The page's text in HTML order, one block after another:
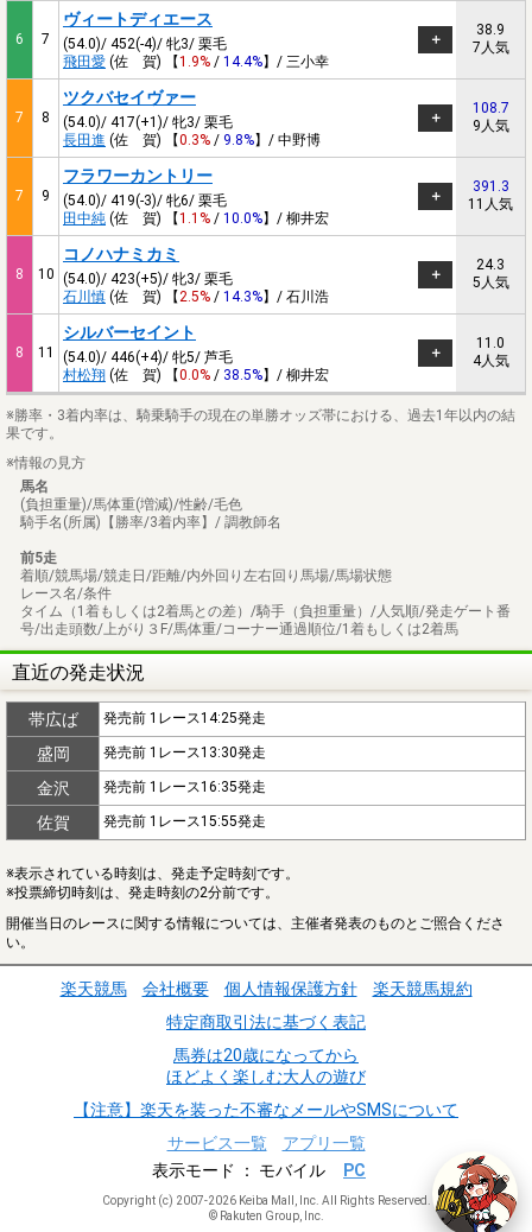
6 7
ヴィートディエース
(54.0)/ 452(-4)/ 牝3/ 栗毛
飛田愛 (佐 賀) 【1.9% / 14.4%】/ 三小幸
38.9
7人気
7 8
ツクバセイヴァー
(54.0)/ 417(+1)/ 牝3/ 栗毛
長田進 (佐 賀) 【0.3% / 9.8%】/ 中野博
108.7
9人気
7 9
フラワーカントリー
(54.0)/ 419(-3)/ 牝6/ 栗毛
田中純 (佐 賀) 【1.1% / 10.0%】/ 柳井宏
391.3
11人気
8 10
コノハナミカミ
(54.0)/ 423(+5)/ 牝3/ 栗毛
石川慎 (佐 賀) 【2.5% / 14.3%】/ 石川浩
24.3
5人気
8 11
シルバーセイント
(54.0)/ 446(+4)/ 牝5/ 芦毛
村松翔 (佐 賀) 【0.0% / 38.5%】/ 柳井宏
11.0
4人気
※勝率・3着内率は、騎乗騎手の現在の単勝オッズ帯における、過去1年以内の結
果です。
※情報の見方
馬名
(負担重量)/馬体重(増減)/性齢/毛色
騎手名(所属)【勝率/3着内率】/ 調教師名
前5走
着順/競馬場/競走日/距離/内外回り左右回り馬場/馬場状態
レース名/条件
タイム（1着もしくは2着馬との差）/騎手（負担重量）/人気順/発走ゲート番
号/出走頭数/上がり３F/馬体重/コーナー通過順位/1着もしくは2着馬
直近の発走状況
帯広ば 発売前 1レース14:25発走
盛岡 発売前 1レース13:30発走
金沢 発売前 1レース16:35発走
佐賀 発売前 1レース15:55発走
※表示されている時刻は、発走予定時刻です。
※投票締切時刻は、発走時刻の2分前です。
開催当日のレースに関する情報については、主催者発表のものとご照合くださ
い。
楽天競馬 会社概要 個人情報保護方針
楽天競馬規約
特定商取引法に基づく表記
馬券は20歳になってから
ほどよく楽しむ大人の遊び
【注意】楽天を装った不審なメールやSMSについて
サービス一覧
アプリ一覧
表示モード
モバイル PC
Copyright (c) 2007-2026 Keiba Mall, Inc. All Rights Reserved.
© Rakuten Group, Inc.